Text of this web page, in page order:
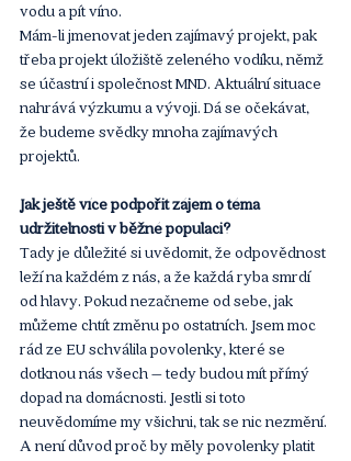
vodu a pít víno.
Mám-li jmenovat jeden zajímavý projekt, pak
třeba projekt úložiště zeleného vodíku, němž
se účastní i společnost MND. Aktuální situace
nahrává výzkumu a vývoji. Dá se očekávat,
že budeme svědky mnoha zajímavých
projektů.
Jak ještě více podpořit zájem o téma
udržitelnosti v běžné populaci?
Tady je důležité si uvědomit, že odpovědnost
leží na každém z nás, a že každá ryba smrdí
od hlavy. Pokud nezačneme od sebe, jak
můžeme chtít změnu po ostatních. Jsem moc
rád ze EU schválila povolenky, které se
dotknou nás všech – tedy budou mít přímý
dopad na domácnosti. Jestli si toto
neuvědomíme my všichni, tak se nic nezmění.
A není důvod proč by měly povolenky platit